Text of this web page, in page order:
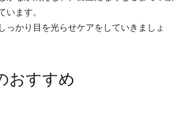
います。
っかり目を光らせケアをしていきましょ
おすすめ